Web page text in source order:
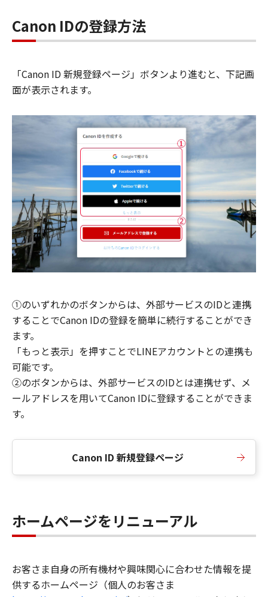
Canon IDの登録方法
「Canon ID 新規登録ページ」ボタンより進むと、下記画
面が表示されます。
①のいずれかのボタンからは、外部サービスのIDと連携
することでCanon IDの登録を簡単に続行することができ
ます。
「もっと表示」を押すことでLINEアカウントとの連携も
可能です。
②のボタンからは、外部サービスのIDとは連携せず、メ
ールアドレスを用いてCanon IDに登録することができま
す。
Canon ID 新規登録ページ
ホームページをリニューアル
お客さま自身の所有機材や興味関心に合わせた情報を提
供するホームページ（個人のお客さま